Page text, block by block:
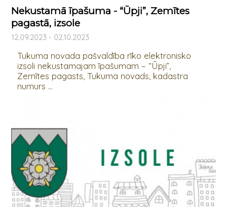
Nekustamā īpašuma - “Ūpji”, Zemītes
pagastā, izsole
12.09.2023 - 02.10.2023
Tukuma novada pašvaldība rīko elektronisko
izsoli nekustamajam īpašumam – “Ūpji”,
Zemītes pagasts, Tukuma novads, kadastra
numurs ...